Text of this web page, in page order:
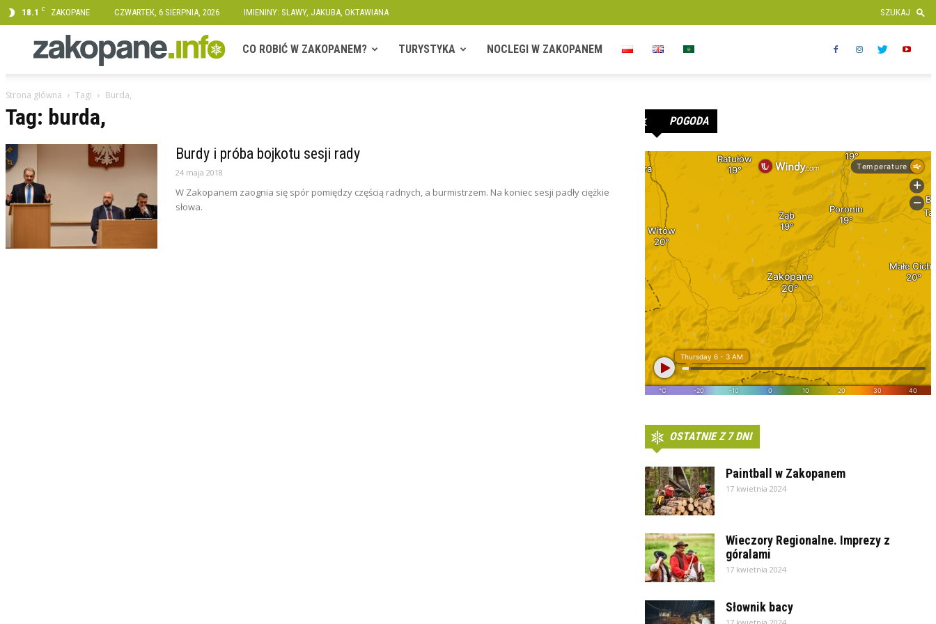
18.1 C ZAKOPANE CZWARTEK, 6 SIERPNIA, 2026 IMIENINY: SLAWY, JAKUBA, OKTAWIANA
Zakopane.info
CO ROBIĆ W ZAKOPANEM? TURYSTYKA NOCLEGI W ZAKOPANEM
Strona główna Tagi Burda,
Tag: burda,
Burdy i próba bojkotu sesji rady
24 maja 2018
W Zakopanem zaognia się spór pomiędzy częścią radnych, a burmistrzem. Na koniec sesji padły ciężkie
słowa.
POGODA
OSTATNIE Z 7 DNI
Paintball w Zakopanem
17 kwietnia 2024
Wieczory Regionalne. Imprezy z
góralami
17 kwietnia 2024
Słownik bacy